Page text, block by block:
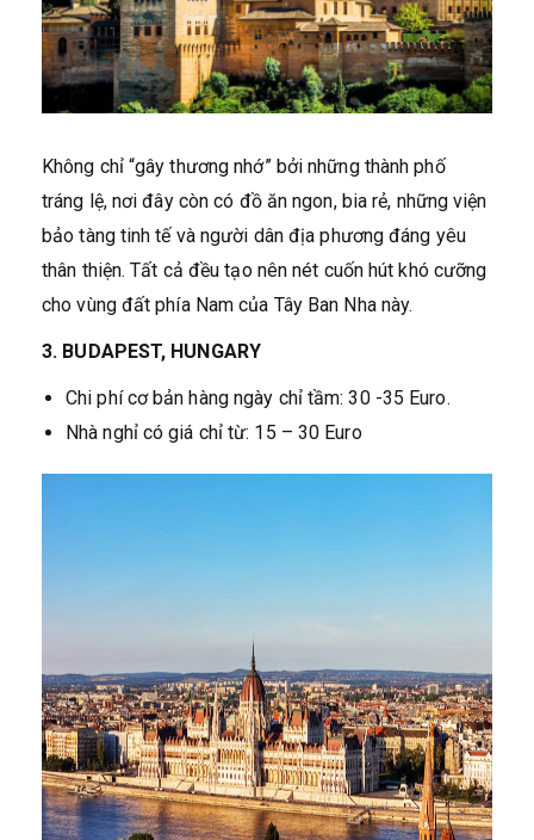
Không chỉ “gây thương nhớ” bởi những thành phố
tráng lệ, nơi đây còn có đồ ăn ngon, bia rẻ, những viện
bảo tàng tinh tế và người dân địa phương đáng yêu
thân thiện. Tất cả đều tạo nên nét cuốn hút khó cưỡng
cho vùng đất phía Nam của Tây Ban Nha này.
3. BUDAPEST, HUNGARY
Chi phí cơ bản hàng ngày chỉ tầm: 30 -35 Euro.
Nhà nghỉ có giá chỉ từ: 15 – 30 Euro